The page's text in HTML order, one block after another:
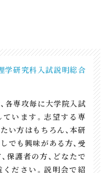
学研究科入試説明総合
各専攻毎に大学院入試
います。志望する専
い方はもちろん、本研
でも興味がある方、受
保護者の方、どなたで
ださい。説明会で紹